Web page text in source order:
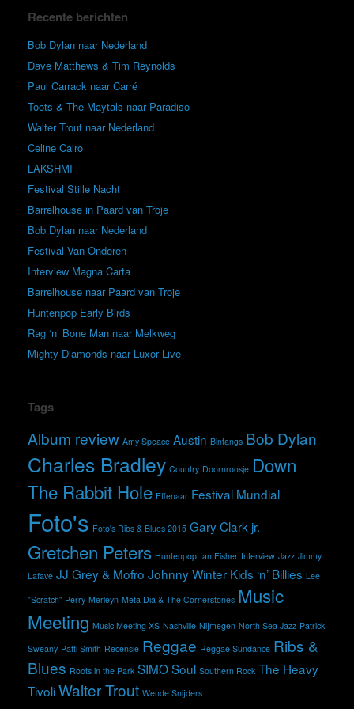
Recente berichten
Bob Dylan naar Nederland
Dave Matthews & Tim Reynolds
Paul Carrack naar Carré
Toots & The Maytals naar Paradiso
Walter Trout naar Nederland
Celine Cairo
LAKSHMI
Festival Stille Nacht
Barrelhouse in Paard van Troje
Bob Dylan naar Nederland
Festival Van Onderen
Interview Magna Carta
Barrelhouse naar Paard van Troje
Huntenpop Early Birds
Rag ‘n’ Bone Man naar Melkweg
Mighty Diamonds naar Luxor Live
Tags
Album review Amy Speace Austin Bintangs Bob Dylan
Charles Bradley Country Doornroosje Down
The Rabbit Hole Effenaar Festival Mundial
Foto's Foto's Ribs & Blues 2015 Gary Clark jr.
Gretchen Peters Huntenpop Ian Fisher Interview Jazz Jimmy
Lafave JJ Grey & Mofro Johnny Winter Kids ‘n’ Billies Lee
"Scratch" Perry Merleyn Meta Dia & The Cornerstones Music
Meeting Music Meeting XS Nashville Nijmegen North Sea Jazz Patrick
Sweany Patti Smith Recensie Reggae Reggae Sundance Ribs &
Blues Roots in the Park SIMOSoul Southern Rock The Heavy
TivoliWalter Trout Wende Snijders